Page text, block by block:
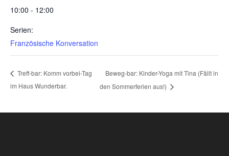
10:00 - 12:00
Serien:
Französische Konversation
Treff-bar: Komm vorbei-Tag
im Haus Wunderbar.
Beweg-bar: Kinder-Yoga mit Tina (Fällt in
den Sommerferien aus!)